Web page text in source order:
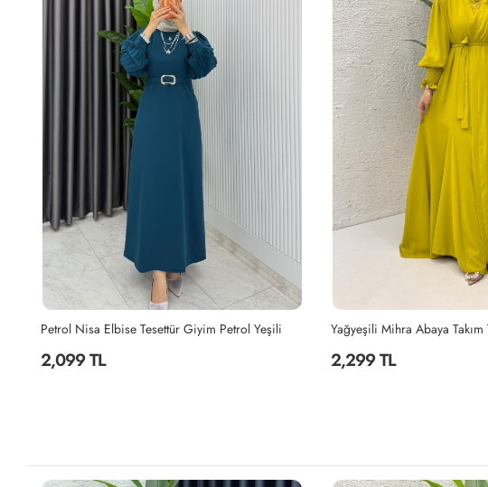
Tesettür Giyim Petrol Yeşili Yağyeşili Mihra Abaya Takım Tesettür Giyim Yağ Yeşili